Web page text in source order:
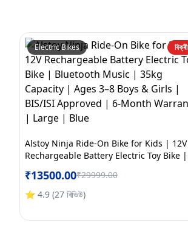
Electric Bikes বিক্ৰী
Alstoy Ninja Ride-On Bike for Kids | 12V
Rechargeable Battery Electric Toy Bike |
3–8 Boys & Girls | BIS/ISI Approved | 6-
Month Warranty | Large | Blue
₹13500.00₹29999.00
⭐ 4.9 (27 ৰিভিউ)